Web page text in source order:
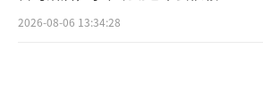
馏技术
2026-08-06 13:34:28